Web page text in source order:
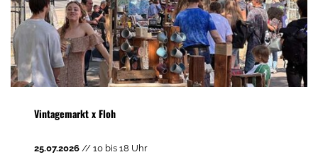
Vintagemarkt x Floh
25.07.2026 // 10 bis 18 Uhr